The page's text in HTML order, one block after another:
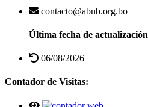
contacto@abnb.org.bo
Última fecha de actualización
06/08/2026
Contador de Visitas: